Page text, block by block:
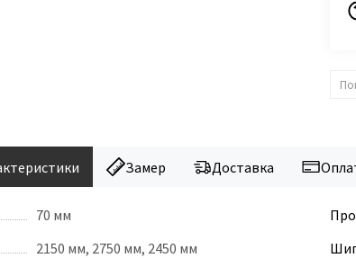
Замер Доставка
70 мм
2150 мм, 2750 мм, 2450 мм